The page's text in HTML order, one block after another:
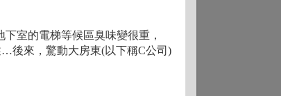
下室的電梯等候區臭味變很重 ，
…後來 ，驚動大房東(以下稱C公司)